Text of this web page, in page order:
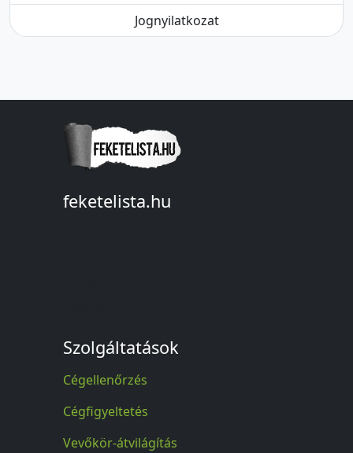
Jognyilatkozat
feketelista.hu
Szolgáltatások
Cégellenőrzés
Cégfigyeltetés
Vevőkör-átvilágítás